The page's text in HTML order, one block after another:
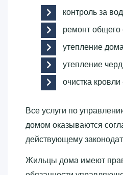
контроль за
ремонт
утепление
утепление
очистка
Все услуги по
домом оказываются
действующему
Жильцы дома имеют